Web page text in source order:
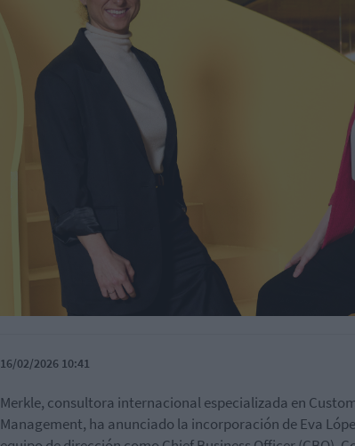
16/02/2026 10:41
Merkle, consultora internacional especializada en
Management, ha anunciado la incorporación de Eva